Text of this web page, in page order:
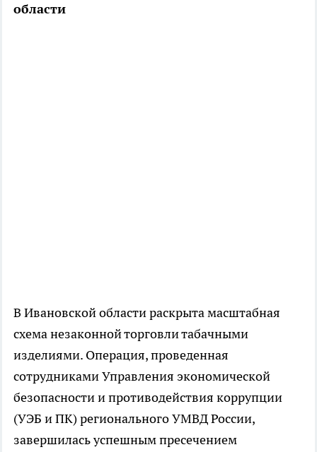
области
В Ивановской области раскрыта масштабная
схема незаконной торговли табачными
изделиями. Операция, проведенная
сотрудниками Управления экономической
безопасности и противодействия коррупции
(УЭБ и ПК) регионального УМВД России,
завершилась успешным пресечением